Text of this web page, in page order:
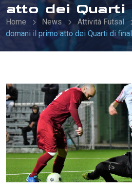
atto dei Quarti
Home News Attività Futsal
domani il primo atto dei Quarti di